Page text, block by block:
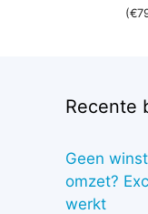
(€
Recente
Geen
omzet?
werkt